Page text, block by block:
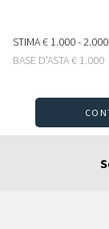
STIMA€ 1.000 - 2.000
BASE D'ASTA€ 1.000